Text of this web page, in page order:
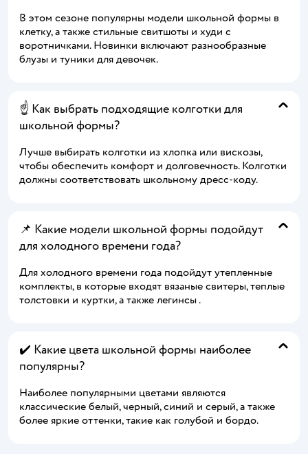
В этом сезоне популярны модели школьной формы в
клетку, а также стильные свитшоты и худи с
воротничками. Новинки включают разнообразные
блузы и туники для девочек.
☝️ Как выбрать подходящие колготки для
школьной формы?
Лучше выбирать колготки из хлопка или вискозы,
чтобы обеспечить комфорт и долговечность. Колготки
должны соответствовать школьному дресс-коду.
📌 Какие модели школьной формы подойдут
для холодного времени года?
Для холодного времени года подойдут утепленные
комплекты, в которые входят вязаные свитеры, теплые
толстовки и куртки, а также легинсы .
✔️ Какие цвета школьной формы наиболее
популярны?
Наиболее популярными цветами являются
классические белый, черный, синий и серый, а также
более яркие оттенки, такие как голубой и бордо.